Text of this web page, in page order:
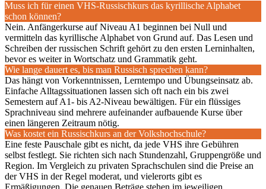
Muss ich für einen VHS-Russischkurs das kyrillische Alphabet
schon können?
Nein. Anfängerkurse auf Niveau A1 beginnen bei Null und
vermitteln das kyrillische Alphabet von Grund auf. Das Lesen und
Schreiben der russischen Schrift gehört zu den ersten Lerninhalten,
bevor es weiter in Wortschatz und Grammatik geht.
Wie lange dauert es, bis man Russisch sprechen kann?
Das hängt von Vorkenntnissen, Lerntempo und Übungseinsatz ab.
Einfache Alltagssituationen lassen sich oft nach ein bis zwei
Semestern auf A1- bis A2-Niveau bewältigen. Für ein flüssiges
Sprachniveau sind mehrere aufeinander aufbauende Kurse über
einen längeren Zeitraum nötig.
Was kostet ein Russischkurs an der Volkshochschule?
Eine feste Pauschale gibt es nicht, da jede VHS ihre Gebühren
selbst festlegt. Sie richten sich nach Stundenzahl, Gruppengröße und
Region. Im Vergleich zu privaten Sprachschulen sind die Preise an
der VHS in der Regel moderat, und vielerorts gibt es